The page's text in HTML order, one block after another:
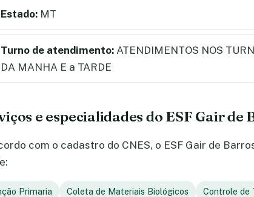
Estado: MT
Turno de atendimento: ATENDIMENTOS NOS
DA MANHA E a TARDE
e especialidades do ESF Gair de
com o cadastro do CNES, o ESF Gair de
Primaria Coleta de Materiais Biológicos Controle de